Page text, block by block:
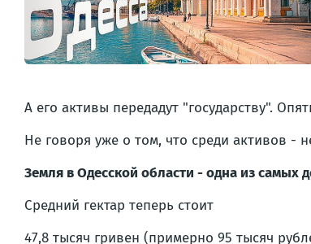
А его активы передадут "государству".
Не говоря уже о том, что среди активов -
Земля в Одесской области - одна из самых
Средний гектар теперь стоит
47,8 тысяч гривен (примерно 95 тысяч